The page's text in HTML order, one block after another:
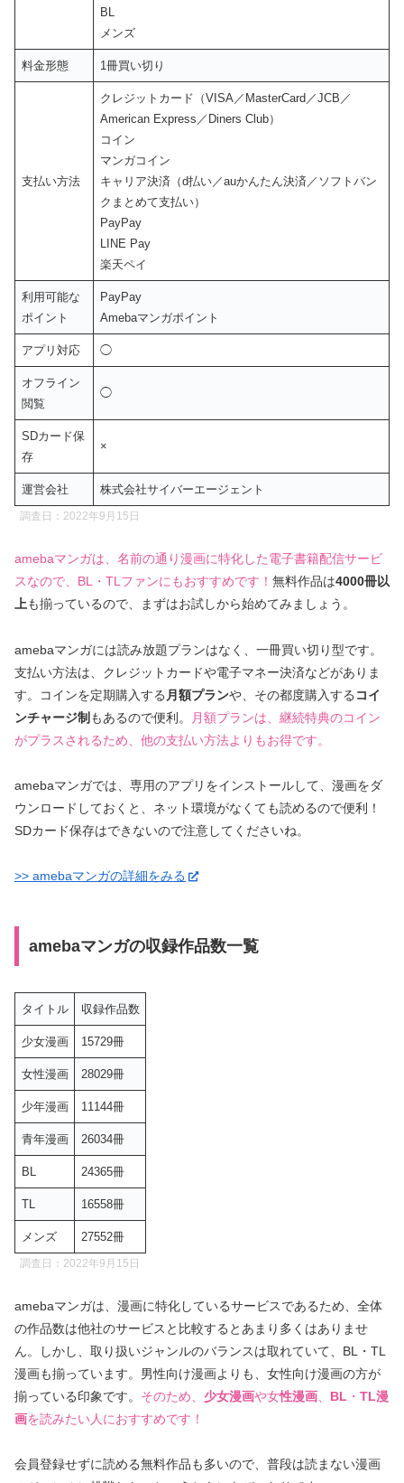
BL
メンズ
料金形態 1冊買い切り
支払い方法
クレジットカード（VISA／MasterCard／JCB／
American Express／Diners Club）
コイン
マンガコイン
キャリア決済（d払い／auかんたん決済／ソフトバン
クまとめて支払い）
PayPay
LINE Pay
楽天ペイ
利用可能な
ポイント
PayPay
Amebaマンガポイント
アプリ対応 ◯
オフライン
閲覧
◯
SDカード保
存
×
運営会社 株式会社サイバーエージェント
調査日：2022年9月15日
amebaマンガは、名前の通り漫画に特化した電子書籍配信サービ
スなので、BL・TLファンにもおすすめです！ 無料作品は4000冊以
上も揃っているので、まずはお試しから始めてみましょう。
amebaマンガには読み放題プランはなく、一冊買い切り型です。
支払い方法は、クレジットカードや電子マネー決済などがありま
す。コインを定期購入する 月額プランや、その都度購入する コイ
ンチャージ制 もあるので便利。
月額プランは、継続特典のコイン
がプラスされるため、他の支払い方法よりもお得です。
amebaマンガでは、専用のアプリをインストールして、漫画をダ
ウンロードしておくと、ネット環境がなくても読めるので便利！
SDカード保存はできないので注意してくださいね。
>> amebaマンガの詳細をみる
amebaマンガの収録作品数一覧
タイトル 収録作品数
少女漫画 15729冊
女性漫画 28029冊
少年漫画 11144冊
青年漫画 26034冊
BL 24365冊
TL 16558冊
メンズ 27552冊
調査日：2022年9月15日
amebaマンガは、漫画に特化しているサービスであるため、全体
の作品数は他社のサービスと比較するとあまり多くはありませ
ん。しかし、取り扱いジャンルのバランスは取れていて、BL・TL
漫画も揃っています。男性向け漫画よりも、女性向け漫画の方が
揃っている印象です。 そのため、 少女漫画や女性漫画 BL ・ TL漫
画を読みたい人におすすめです！
会員登録せずに読める無料作品も多いので、普段は読まない漫画